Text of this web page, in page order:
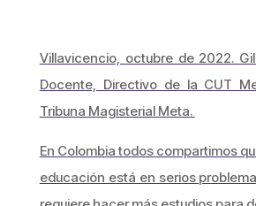
Villavicencio, octubre de 2022.
Docente, Directivo de la CUT
Tribuna Magisterial Meta.
En Colombia todos compartimos
educación está en serios